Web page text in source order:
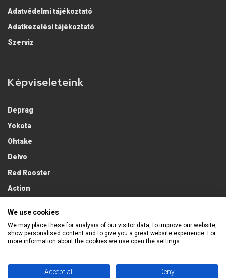
Adatvédelmi tájékoztató
Adatkezelési tájékoztató
Szerviz
Képviseleteink
Deprag
Yokota
Ohtake
Delvo
Red Rooster
Action
We use cookies
We may place these for analysis of our visitor data, to improve our website,
show personalised content and to give you a great website experience. For
more information about the cookies we use open the settings.
Accept all Deny